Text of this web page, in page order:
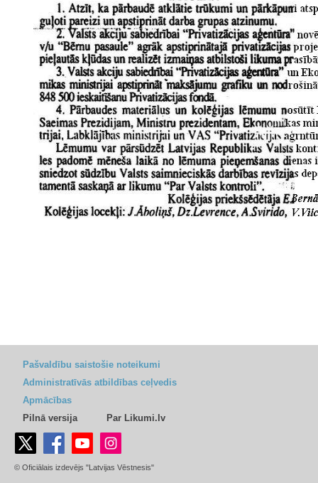
Pašvaldību saistošie noteikumi
Administratīvās atbildības ceļvedis
Apmācības
Pilnā versija
Par Likumi.lv
© Oficiālais izdevējs "Latvijas Vēstnesis"